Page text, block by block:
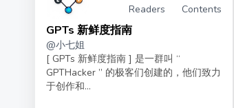
Readers Contents
GPTs 新鲜度指南
@小七姐
[ GPTs 新鲜度指南 ] 是一群叫 “
GPTHacker ” 的极客们创建的，他们致力
于创作和...